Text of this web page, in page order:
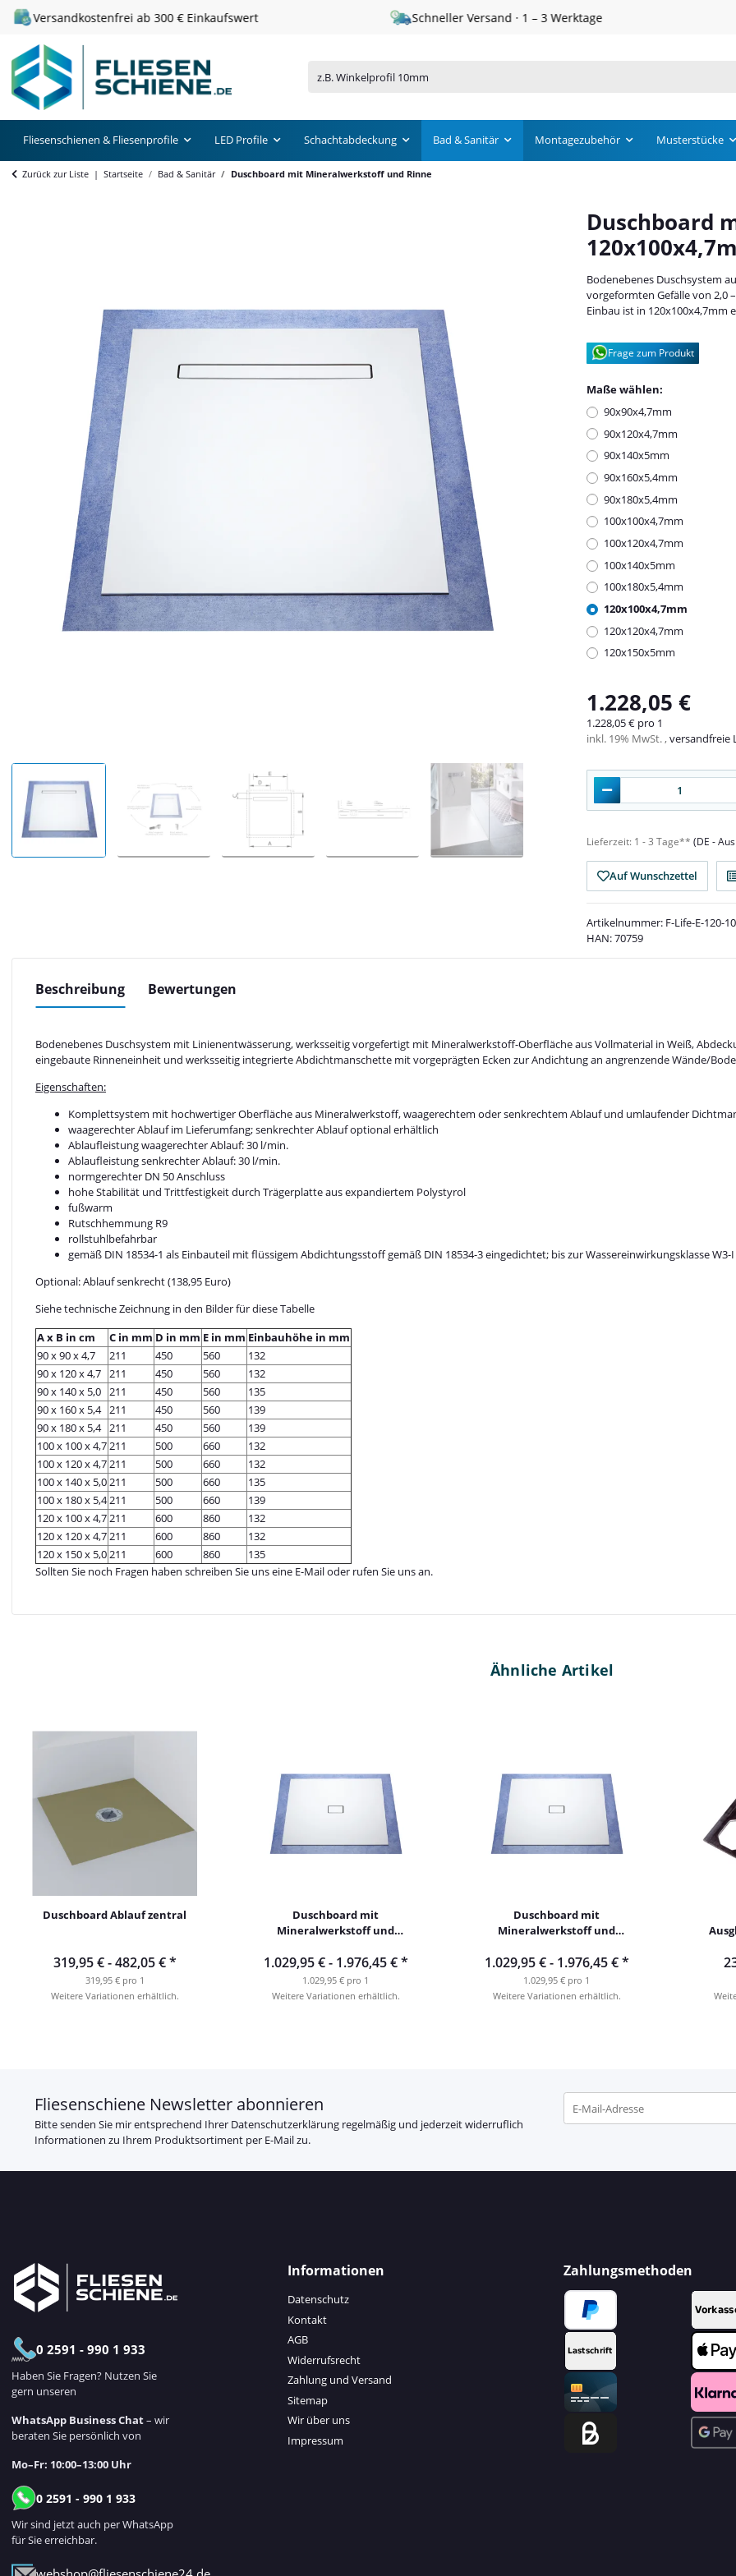
Versandkostenfrei ab 300 € Einkaufswert Schneller Versand · 1 – 3 Werktage
Fliesenschienen & Fliesenprofile LED Profile Schachtabdeckung Bad & Sanitär Montagezubehör Musterstücke
Zurück zur Liste Startseite Bad & Sanitär Duschboard mit Mineralwerkstoff und Rinne
Duschboard
Bodenebenes Duschsystem
vorgeformten Gefälle von 2,0
Einbau ist in 120x100x4,7mm
Frage zum Produkt
Maße wählen:
90x90x4,7mm
90x120x4,7mm
90x140x5mm
90x160x5,4mm
90x180x5,4mm
100x100x4,7mm
100x120x4,7mm
100x140x5mm
100x180x5,4mm
120x100x4,7mm
120x120x4,7mm
120x150x5mm
1.228,05 €
1.228,05 € pro 1
inkl. 19% MwSt. ,versandfreie
Lieferzeit: 1 - 3 Tage** (DE -
Auf Wunschzettel
Artikelnummer: F-Life-E-120-
HAN:70759
Beschreibung Bewertungen
Bodenebenes Duschsystem mit Linienentwässerung, werksseitig vorgefertigt mit Mineralwerkstoff-Oberfläche aus Vollmaterial in Weiß,
eingebaute Rinneneinheit und werksseitig integrierte Abdichtmanschette mit vorgeprägten Ecken zur Andichtung an angrenzende Wände/
Eigenschaften:
Komplettsystem mit hochwertiger Oberfläche aus Mineralwerkstoff, waagerechtem oder senkrechtem Ablauf und umlaufender
waagerechter Ablauf im Lieferumfang; senkrechter Ablauf optional erhältlich
Ablaufleistung waagerechter Ablauf: 30 l/min.
Ablaufleistung senkrechter Ablauf: 30 l/min.
normgerechter DN 50 Anschluss
hohe Stabilität und Trittfestigkeit durch Trägerplatte aus expandiertem Polystyrol
fußwarm
Rutschhemmung R9
rollstuhlbefahrbar
gemäß DIN 18534-1 als Einbauteil mit flüssigem Abdichtungsstoff gemäß DIN 18534-3 eingedichtet; bis zur Wassereinwirkungsklasse W3-I
Optional: Ablauf senkrecht (138,95 Euro)
Siehe technische Zeichnung in den Bilder für diese Tabelle
A x B in cm
C in mm D in mm E in mm Einbauhöhe in mm
90 x 90 x 4,7
211 450 560
132
90 x 120 x 4,7 211 450 560
132
90 x 140 x 5,0 211 450 560
135
90 x 160 x 5,4 211 450 560
139
90 x 180 x 5,4 211 450 560
139
100 x 100 x 4,7211 500 660
132
100 x 120 x 4,7211 500 660
132
100 x 140 x 5,0211 500 660
135
100 x 180 x 5,4211 500 660
139
120 x 100 x 4,7211 600 860
132
120 x 120 x 4,7211 600 860
132
120 x 150 x 5,0211 600 860
135
Sollten Sie noch Fragen haben schreiben Sie uns eine E-Mail oder rufen Sie uns an.
Ähnliche Artikel
Duschboard Ablauf zentral
319,95 € -482,05 €*
319,95 € pro 1
Weitere Variationen erhältlich.
Duschboard mit
Mineralwerkstoff und
1.029,95 € - 1.976,45 €*
1.029,95 € pro 1
Weitere Variationen erhältlich.
Duschboard mit
Mineralwerkstoff und
1.029,95 € - 1.976,45 €*
1.029,95 € pro 1
Weitere Variationen erhältlich.
Fliesenschiene Newsletter abonnieren
Bitte senden Sie mir entsprechend Ihrer Datenschutzerklärung regelmäßig und jederzeit widerruflich
Informationen zu Ihrem Produktsortiment per E-Mail zu.
0 2591 - 990 1 933
Haben Sie Fragen? Nutzen Sie
gern unseren
WhatsApp Business Chat– wir
beraten Sie persönlich von
Mo–Fr: 10:00–13:00 Uhr
0 2591 - 990 1 933
Wir sind jetzt auch per WhatsApp
für Sie erreichbar.
Informationen
Datenschutz
Kontakt
AGB
Widerrufsrecht
Zahlung und Versand
Sitemap
Wir über uns
Impressum
Zahlungsmethoden